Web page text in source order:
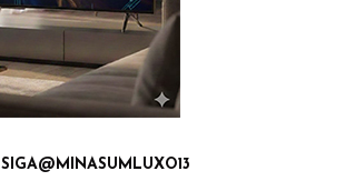
SIGA@MINASUMLUXO13